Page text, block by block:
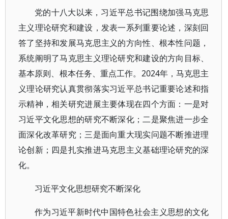
党的十八大以来，习近平总书记围绕加强马克思
主义理论研究和建设，发表一系列重要论述，深刻回
答了坚持和发展马克思主义的方向性、根本性问题，
系统阐明了马克思主义理论研究和建设的方向目标、
基本原则、根本任务、重点工作。2024年，马克思主
义理论研究认真贯彻落实习近平总书记重要论述和指
示精神，相关研究进展主要体现在四个方面：一是对
习近平文化思想的研究不断深化；二是聚焦进一步全
面深化改革研究；三是面向重大现实问题不断推进理
论创新；四是扎实推进马克思主义基础理论研究的深
化。
习近平文化思想研究不断深化
作为习近平新时代中国特色社会主义思想的文化